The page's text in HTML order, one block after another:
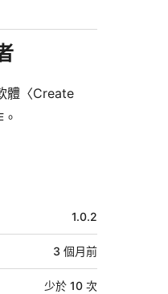
體〈Create
1.0.2
3 個月前
少於 10 次